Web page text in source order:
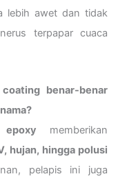
lebih awet dan tidak
terpapar cuaca
benar-benar
memberikan
hujan, hingga polusi
pelapis ini juga